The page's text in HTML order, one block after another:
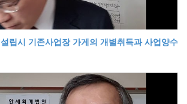
립시 기존사업장 가게의 개별취득과 사업양수